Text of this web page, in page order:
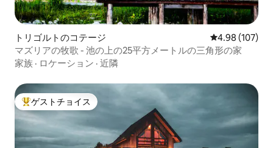
トリゴルトのコテージ レビュー107
4.98 (107)
マズリアの牧歌 - 池の上の25平方メートルの三角形の家
家族 · ロケーション · 近隣
大好評のゲストチョイスです。
ゲストチョイス